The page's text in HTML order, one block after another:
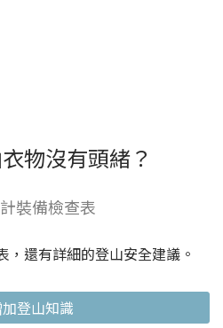
物沒有頭緒？
裝備檢查表
，還有詳細的登山安全建議。
登山知識